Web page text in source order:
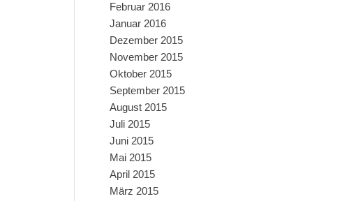
Februar 2016
Januar 2016
Dezember 2015
November 2015
Oktober 2015
September 2015
August 2015
Juli 2015
Juni 2015
Mai 2015
April 2015
März 2015